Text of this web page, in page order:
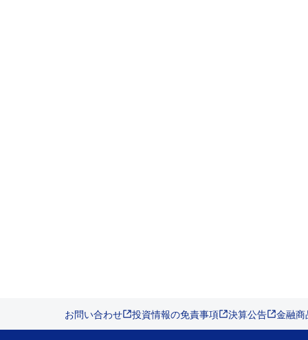
お問い合わせ 投資情報の免責事項 決算公告 金融